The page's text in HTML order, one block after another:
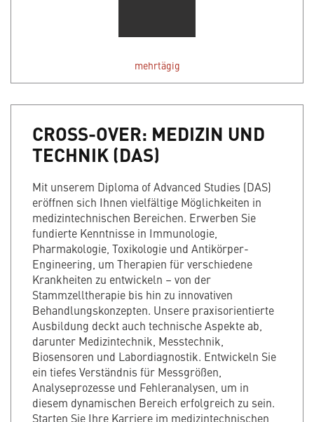
mehrtägig
CROSS-OVER: MEDIZIN UND
TECHNIK (DAS)
Mit unserem Diploma of Advanced Studies (DAS)
eröffnen sich Ihnen vielfältige Möglichkeiten in
medizintechnischen Bereichen. Erwerben Sie
fundierte Kenntnisse in Immunologie,
Pharmakologie, Toxikologie und Antikörper-
Engineering, um Therapien für verschiedene
Krankheiten zu entwickeln – von der
Stammzelltherapie bis hin zu innovativen
Behandlungskonzepten. Unsere praxisorientierte
Ausbildung deckt auch technische Aspekte ab,
darunter Medizintechnik, Messtechnik,
Biosensoren und Labordiagnostik. Entwickeln Sie
ein tiefes Verständnis für Messgrößen,
Analyseprozesse und Fehleranalysen, um in
diesem dynamischen Bereich erfolgreich zu sein.
Starten Sie Ihre Karriere im medizintechnischen